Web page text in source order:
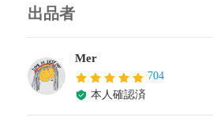
出品者
Mer
704
本人確認済